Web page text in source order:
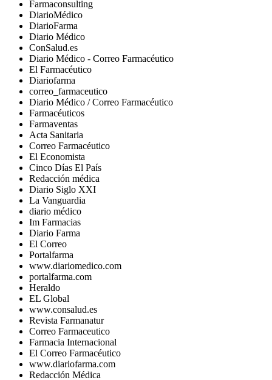
Farmaconsulting
DiarioMédico
DiarioFarma
Diario Médico
ConSalud.es
Diario Médico - Correo Farmacéutico
El Farmacéutico
Diariofarma
correo_farmaceutico
Diario Médico / Correo Farmacéutico
Farmacéuticos
Farmaventas
Acta Sanitaria
Correo Farmacéutico
El Economista
Cinco Días El País
Redacción médica
Diario Siglo XXI
La Vanguardia
diario médico
Im Farmacias
Diario Farma
El Correo
Portalfarma
www.diariomedico.com
portalfarma.com
Heraldo
EL Global
www.consalud.es
Revista Farmanatur
Correo Farmaceutico
Farmacia Internacional
El Correo Farmacéutico
www.diariofarma.com
Redacción Médica